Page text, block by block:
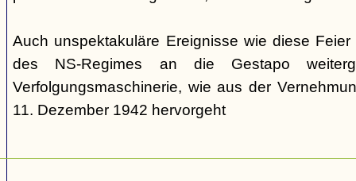
Auch unspektakuläre Ereignisse wie diese
des NS-Regimes an die Gestapo
Verfolgungsmaschinerie, wie aus der
11. Dezember 1942 hervorgeht